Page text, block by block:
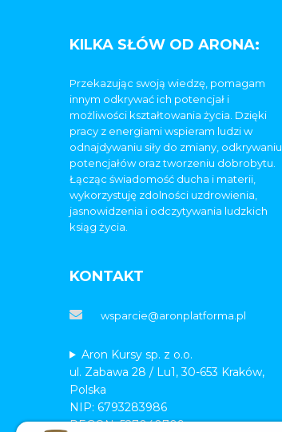
KILKA SŁÓW OD ARONA:
Przekazując swoją wiedzę, pomagam
innym odkrywać ich potencjał i
możliwości kształtowania życia. Dzięki
pracy z energiami wspieram ludzi w
odnajdywaniu siły do zmiany, odkrywaniu
potencjałów oraz tworzeniu dobrobytu.
Łącząc świadomość ducha i materii,
wykorzystuję zdolności uzdrowienia,
jasnowidzenia i odczytywania ludzkich
ksiąg życia.
KONTAKT
wsparcie@aronplatforma.pl
Aron Kursy sp. z o.o.
ul. Zabawa 28 / Lu1, 30-653 Kraków,
Polska
NIP: 6793283986
REGON: 527040709